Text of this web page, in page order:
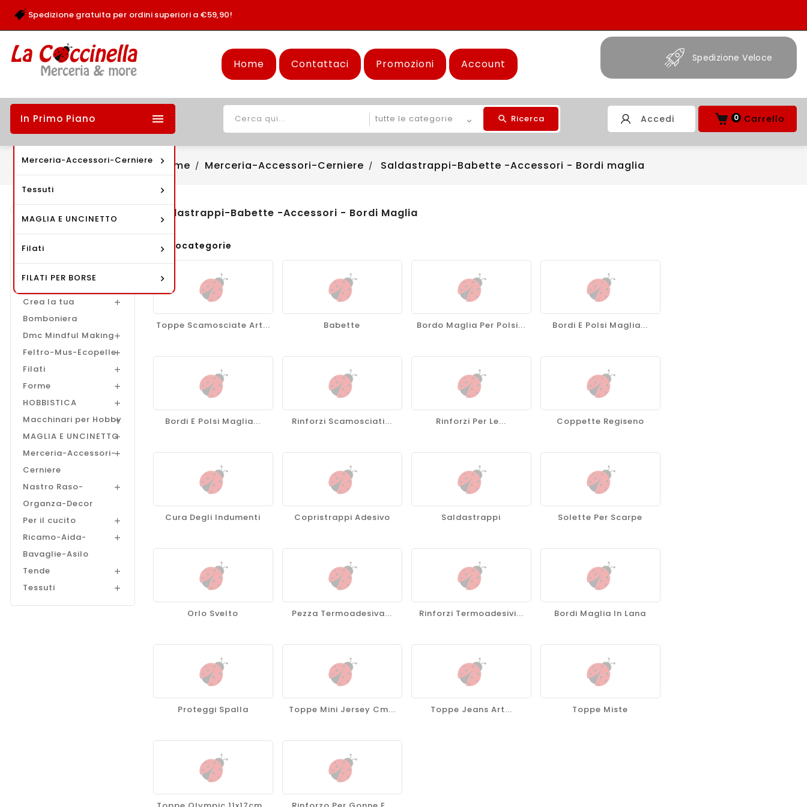
Spedizione gratuita per ordini superiori a €59,90!
Home Contattaci Promozioni AccountSpedizione Veloce 24*7 Assistenza
Carrello
0
Accedi
Ricerca
In Primo Piano 
Merceria-Accessori-Cerniere
Tessuti
MAGLIA E UNCINETTO
Filati
FILATI PER BORSE
Home Merceria-Accessori-Cerniere Saldastrappi-Babette -Accessori - Bordi maglia
Crea la tua
Bomboniera

Dmc Mindful Making
Feltro-Mus-Ecopelle
Filati 
Forme 
HOBBISTICA 
Macchinari per Hobby

MAGLIA E UNCINETTO

Merceria-Accessori-
Cerniere

Nastro Raso-
Organza-Decor

Per il cucito 
Ricamo-Aida-
Bavaglie-Asilo

Tende 
Tessuti 
Saldastrappi-Babette -Accessori - Bordi Maglia
Sottocategorie
Toppe Scamosciate Art... Babette Bordo Maglia Per Polsi... Bordi E Polsi Maglia...
Bordi E Polsi Maglia... Rinforzi Scamosciati... Rinforzi Per Le... Coppette Regiseno
Cura Degli Indumenti Copristrappi Adesivo Saldastrappi Solette Per Scarpe
Orlo Svelto Pezza Termoadesiva... Rinforzi Termoadesivi... Bordi Maglia In Lana
Proteggi Spalla Toppe Mini Jersey Cm... Toppe Jeans Art... Toppe Miste